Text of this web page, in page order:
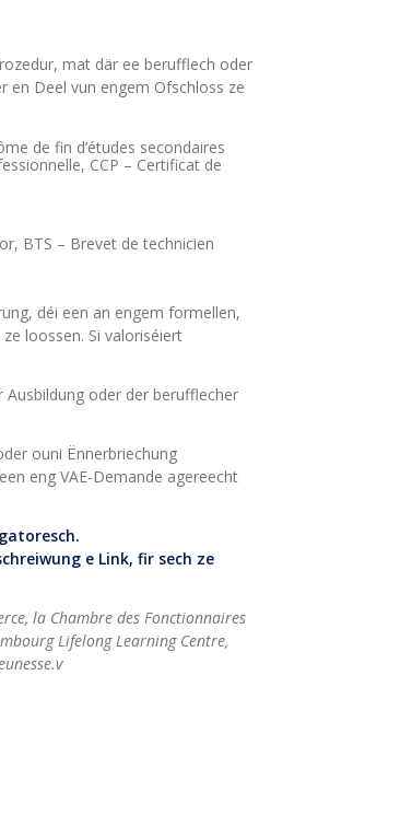
mat där ee berufflech oder
en Deel vun engem Ofschloss ze
de fin d’études secondaires
CCP – Certificat de
BTS – Brevet de technicien
déi een an engem formellen,
loossen. Si valoriséiert
Ausbildung oder der berufflecher
ouni Ënnerbriechung
eng VAE-Demande agereecht
e Link, fir sech ze
la Chambre des Fonctionnaires
Lifelong Learning Centre,